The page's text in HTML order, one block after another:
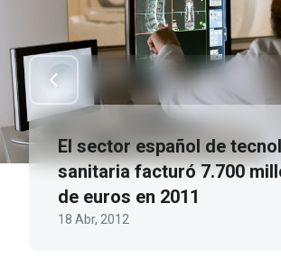
El sector español de
sanitaria facturó 7.700
de euros en 2011
18 Abr, 2012